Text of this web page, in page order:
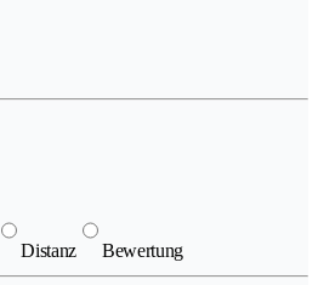
Distanz Bewertung